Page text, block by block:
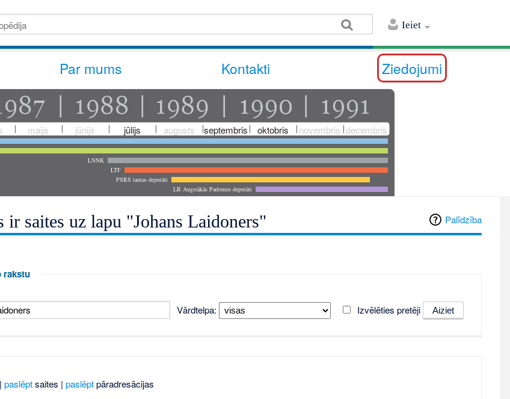
Ieiet
Par mums Kontakti Ziedojumi
maijs jūnijs jūlijs augusts septembris oktobris novembris decembris
LNNK
LTF
PSRS tautas deputāti
LR Augstākās Padomes deputāti
Palīdzība
ir saites uz lapu "Johans Laidoners"
rakstu
Vārdtelpa: Izvēlēties pretēji
paslēptsaites |paslēptpāradresācijas